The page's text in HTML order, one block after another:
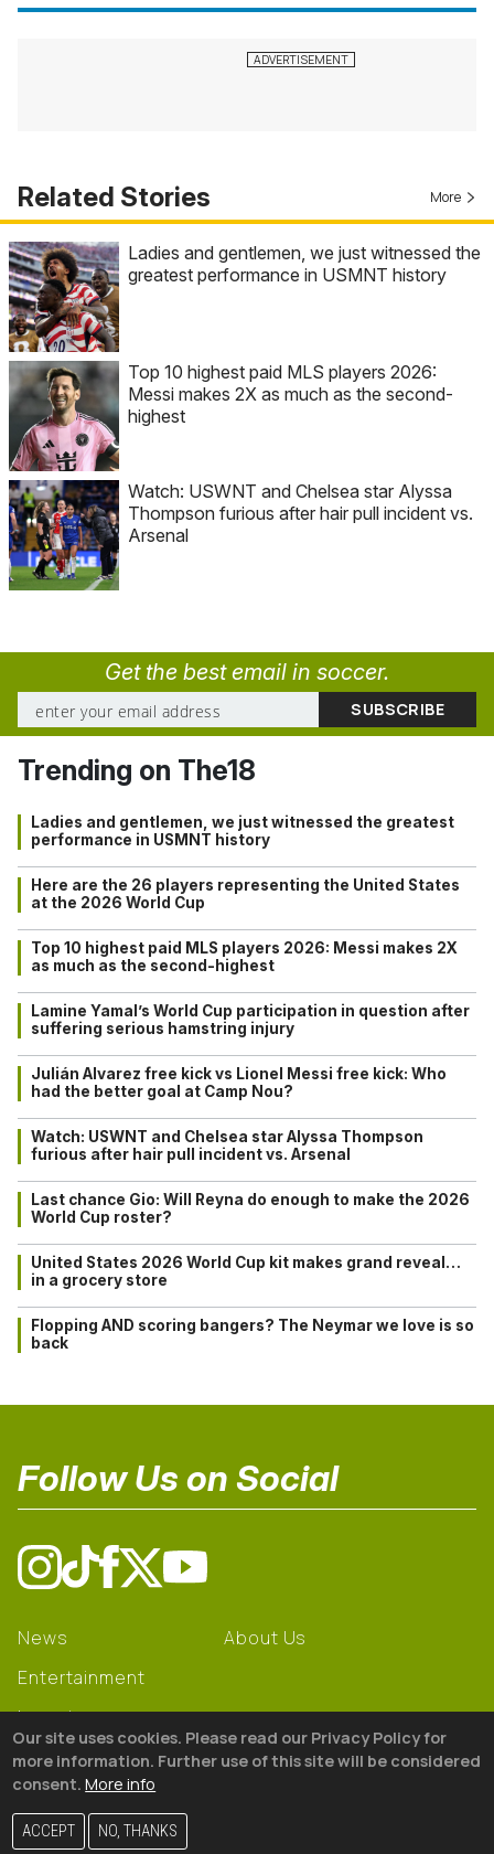
Related Stories More
Ladies and gentlemen, we just witnessed the
greatest performance in USMNT history
Top 10 highest paid MLS players 2026:
Messi makes 2X as much as the second-
highest
Watch: USWNT and Chelsea star Alyssa
Thompson furious after hair pull incident vs.
Arsenal
Get the best email in soccer.
Trending on The18
Ladies and gentlemen, we just witnessed the greatest
performance in USMNT history
Here are the 26 players representing the United States
at the 2026 World Cup
Top 10 highest paid MLS players 2026: Messi makes 2X
as much as the second-highest
Lamine Yamal’s World Cup participation in question after
suffering serious hamstring injury
Julián Alvarez free kick vs Lionel Messi free kick: Who
had the better goal at Camp Nou?
Watch: USWNT and Chelsea star Alyssa Thompson
furious after hair pull incident vs. Arsenal
Last chance Gio: Will Reyna do enough to make the 2026
World Cup roster?
United States 2026 World Cup kit makes grand reveal…
in a grocery store
Flopping AND scoring bangers? The Neymar we love is so
back
Follow Us on Social
News
Entertainment
Learning
Gear
About Us
© 2026 The18
Our site uses cookies. Please read our Privacy Policy for
more information. Further use of this site will be considered
consent. More info
ACCEPT NO, THANKS